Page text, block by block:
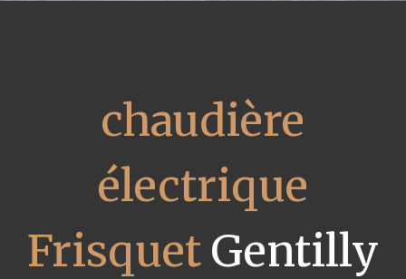
chaudière
électrique
FrisquetGentilly